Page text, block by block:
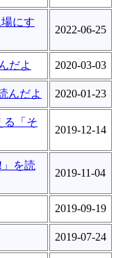
にす
2022-06-25
だよ 2020-03-03
んだよ 2020-01-23
る「そ
2019-12-14
を読
2019-11-04
2019-09-19
2019-07-24